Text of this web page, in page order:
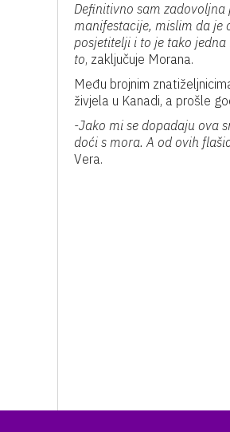
Definitivno sam
manifestacije, mislim da je
posjetitelji i to je tako
to, zaključuje Morana.
Među brojnim
živjela u Kanadi, a prošle
-Jako mi se dopadaju ova
doći s mora. A od ovih
Vera.